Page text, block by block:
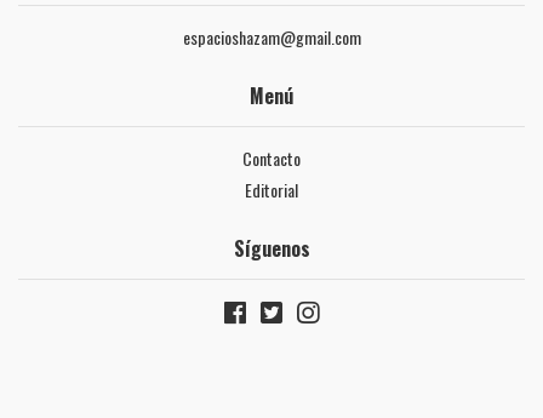
espacioshazam@gmail.com
Menú
Contacto
Editorial
Síguenos